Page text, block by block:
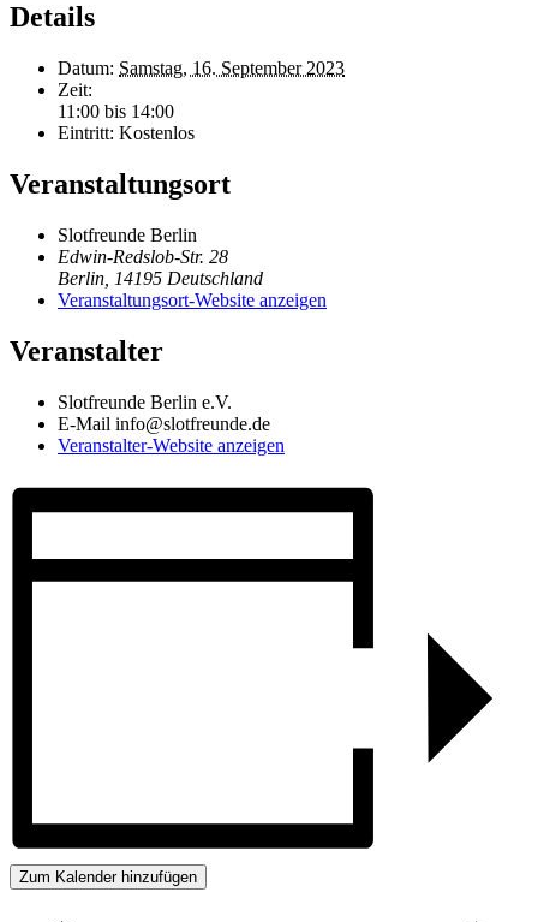
Details
Datum: Samstag, 16. September 2023
Zeit:
11:00 bis 14:00
Eintritt: Kostenlos
Veranstaltungsort
Slotfreunde Berlin
Edwin-Redslob-Str. 28
Berlin 14195 Deutschland
Veranstaltungsort-Website anzeigen
Veranstalter
Slotfreunde Berlin e.V.
E-Mail info@slotfreunde.de
Veranstalter-Website anzeigen
Zum Kalender hinzufügen